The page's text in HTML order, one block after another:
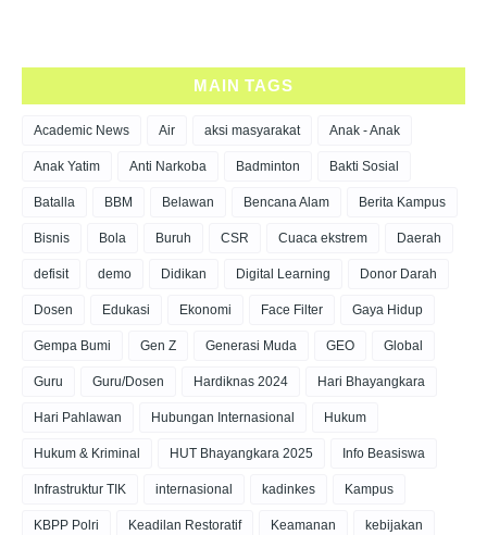
MAIN TAGS
Academic News Air aksi masyarakat Anak - Anak
Anak Yatim Anti Narkoba Badminton Bakti Sosial
Batalla BBM Belawan Bencana Alam Berita Kampus
Bisnis Bola Buruh CSR Cuaca ekstrem Daerah
defisit demo Didikan Digital Learning Donor Darah
Dosen Edukasi Ekonomi Face Filter Gaya Hidup
Gempa Bumi Gen Z Generasi Muda GEO Global
Guru Guru/Dosen Hardiknas 2024 Hari Bhayangkara
Hari Pahlawan Hubungan Internasional Hukum
Hukum & Kriminal HUT Bhayangkara 2025 Info Beasiswa
Infrastruktur TIK internasional kadinkes Kampus
KBPP Polri Keadilan Restoratif Keamanan kebijakan